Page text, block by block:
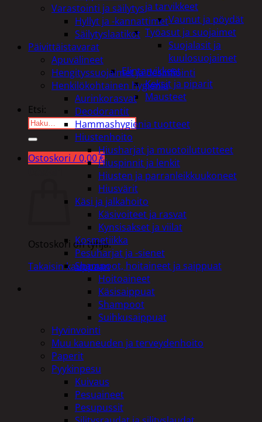
ja tarvikkeet
Vaunut ja pöydät
Työasut ja suojaimet
Suojalasit ja
kuulosuojaimet
Elintarvikkeet
Keksit ja piparit
Mausteet
Etsi:
Ostoskori /0,00€
Ostoskori on tyhjä.
Takaisin kauppaan
Varastointi ja säilytys
Hyllyt ja -kannattimet
Säilytyslaatikot
Päivittäistavarat
Apuvälineet
Hengityssuojaimet ja desinfiointi
Henkilökohtainen hygienia
Aurinkorasvat
Deodorantit
Hammashygienia tuotteet
Hiustenhoito
Hiusharjat ja muotoilutuotteet
Hiuspinnit ja lenkit
Hiusten ja parranleikkuukoneet
Hiusvärit
Käsi ja jalkahoito
Käsivoiteet ja rasvat
Kynsisakset ja viilat
Kosmetiikka
Pesuharjat ja -sienet
Shampoot, hoitaineet ja saippuat
Hoitoaineet
Käsisaippuat
Shampoot
Suihkusaippuat
Hyvinvointi
Muu kauneuden ja terveydenhoito
Paperit
Pyykinpesu
Kuivaus
Pesuaineet
Pesupussit